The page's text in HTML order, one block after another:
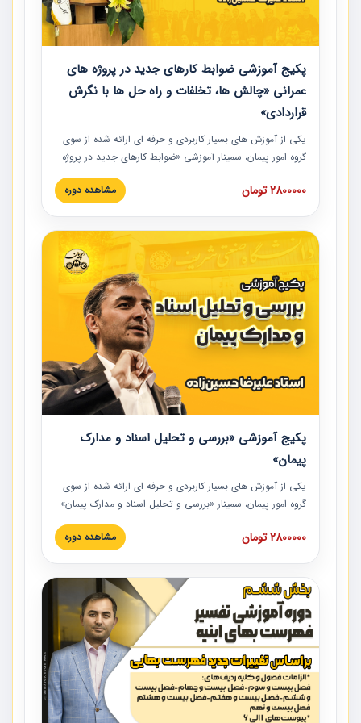
پکیج آموزشی ضوابط کارهای جدید در پروژه های
عمرانی «چالش ها، تخلفات و راه حل ها با نگرش
قراردادی»
یکی از آموزش‏‏‏‏‏‏ های بسیار کاربردی و حرفه‏ ای ارائه شده از سوی
گروه امور پیمان، سمینار آموزشی «ضوابط کارهای جدید در پروژه
های عمرانی» چالش ها، تخلفات و راه حل ها با نگرش قراردادی
است که در محل سندیکای شرکت های ساختمانی کشور ارائه شد.
مدارک پیمان به همراه تجربیات عملی ارائه شده است.
2800000 تومان مشاهده دوره
پکیج آموزشی «بررسی و تحلیل اسناد و مدارک
پیمان»
یکی از آموزش‏‏‏‏‏‏ های بسیار کاربردی و حرفه‏ ای ارائه شده از سوی
گروه امور پیمان، سمینار «بررسی و تحلیل اسناد و مدارک پیمان»
است که در دانشگاه صنعتی شریف ارائه شد. در این آموزش
نکات کلیدی مربوط به اسناد و مدارک پیمان، اولویت بندی اسناد
پیمان به همراه تجربیات عملی در این خصوص ارائه شده است.
2800000 تومان مشاهده دوره